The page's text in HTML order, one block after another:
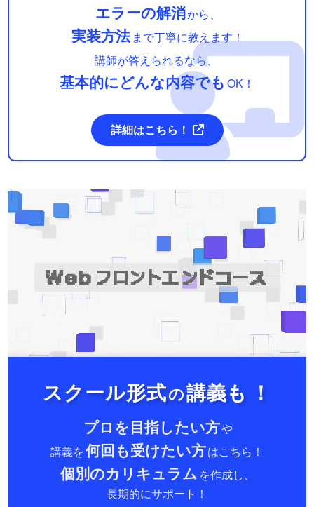
エラーの解消から、
実装方法 まで丁寧に教えます！
講師が答えられるなら、
基本的にどんな内容でも OK！
詳細はこちら！
スクール形式の講義も ！
プロを目指したい方や
講義を何回も受けたい方はこちら！
個別のカリキュラム を作成し、
長期的にサポート！